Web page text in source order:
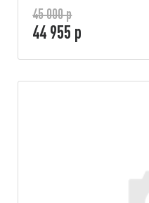
45 000 р
44 955 р